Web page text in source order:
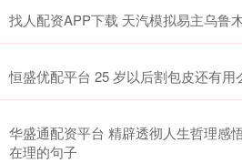
找人配资APP下载 天汽模拟易主乌鲁
恒盛优配平台 25 岁以后割包皮还有用
华盛通配资平台 精辟透彻人生哲理感
在理的句子